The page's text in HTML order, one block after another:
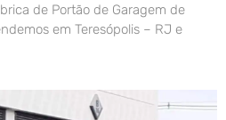
de Portão de Garagem de
em Teresópolis – RJ e